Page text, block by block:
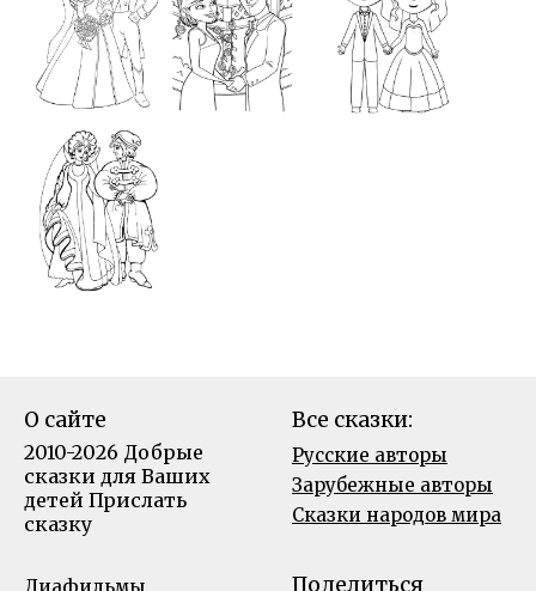
О сайте
2010-2026 Добрые
сказки для Ваших
детей Прислать
сказку
Все сказки:
Русские авторы
Зарубежные авторы
Сказки народов мира
Поделиться